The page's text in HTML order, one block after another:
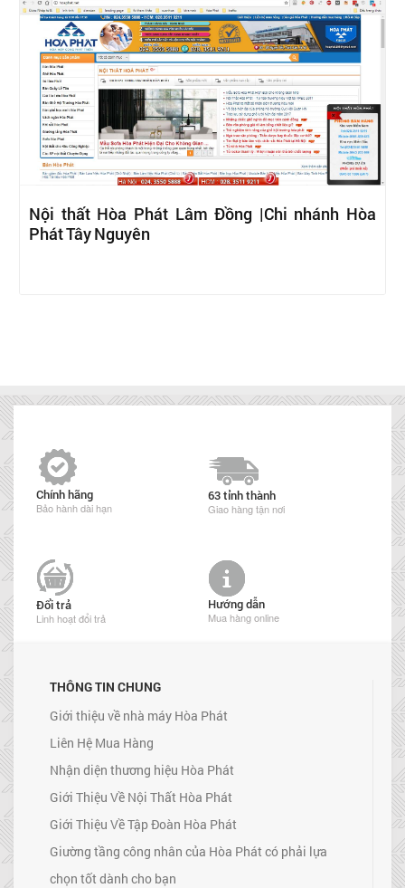
Nội thất Hòa Phát Lâm Đồng |Chi nhánh Hòa
Phát Tây Nguyên
Chính hãng
Bảo hành dài hạn
63 tỉnh thành
Giao hàng tận nơi
Đổi trả
Linh hoạt đổi trả
Hướng dẫn
Mua hàng online
THÔNG TIN CHUNG
Giới thiệu về nhà máy Hòa Phát
Liên Hệ Mua Hàng
Nhận diện thương hiệu Hòa Phát
Giới Thiệu Về Nội Thất Hòa Phát
Giới Thiệu Về Tập Đoàn Hòa Phát
Giường tầng công nhân của Hòa Phát có phải lựa
chọn tốt dành cho bạn